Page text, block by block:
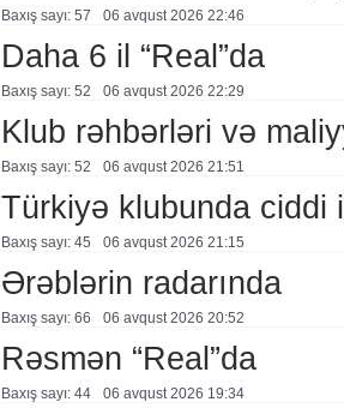
Baxış sayı: 57 06 avqust 2026 22:46
Daha 6 il “Real”da
Baxış sayı: 52 06 avqust 2026 22:29
Klub rəhbərləri və
Baxış sayı: 52 06 avqust 2026 21:51
Türkiyə klubunda ciddi
Baxış sayı: 45 06 avqust 2026 21:15
Ərəblərin radarında
Baxış sayı: 66 06 avqust 2026 20:52
Rəsmən “Real”da
Baxış sayı: 44 06 avqust 2026 19:34